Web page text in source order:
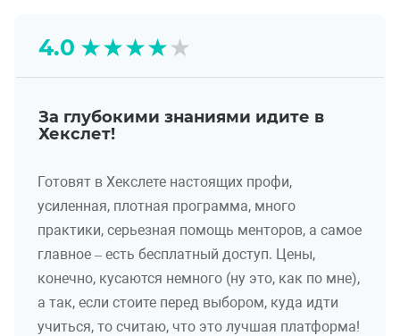
4.0 ★★★★★
За глубокими знаниями идите в
Хекслет!
Готовят в Хекслете настоящих профи,
усиленная, плотная программа, много
практики, серьезная помощь менторов, а самое
главное – есть бесплатный доступ. Цены,
конечно, кусаются немного (ну это, как по мне),
а так, если стоите перед выбором, куда идти
учиться, то считаю, что это лучшая платформа!